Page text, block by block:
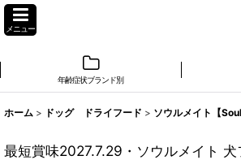
メニュー
年齢症状ブランド別
ホーム > ドッグ ドライフード > ソウルメイト【
最短賞味2027.7.29・ソウルメイト